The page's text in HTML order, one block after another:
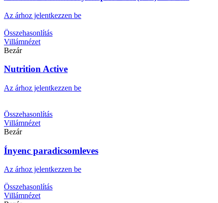
Az árhoz jelentkezzen be
Összehasonlítás
Villámnézet
Bezár
Nutrition Active
Az árhoz jelentkezzen be
Összehasonlítás
Villámnézet
Bezár
Ínyenc paradicsomleves
Az árhoz jelentkezzen be
Összehasonlítás
Villámnézet